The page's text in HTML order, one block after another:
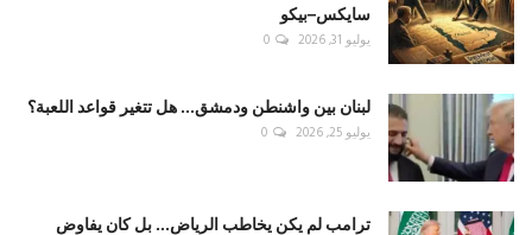
سايكس–بيكو
يوليو 31, 2026 0
لبنان بين واشنطن ودمشق... هل تتغير قواعد اللعبة؟
يوليو 25, 2026 0
ترامب لم يكن يخاطب الرياض... بل كان يفاوض